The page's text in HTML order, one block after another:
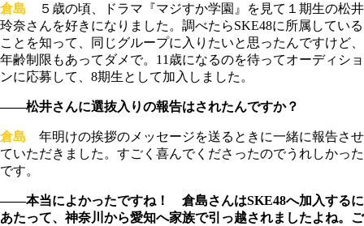
倉島 ５歳の頃、ドラマ『マジすか学園』を見て１期生の松井
玲奈さんを好きになりました。調べたらSKE48に所属している
ことを知って、同じグループに入りたいと思ったんですけど、
年齢制限もあってダメで。11歳になるのを待ってオーディショ
ンに応募して、8期生として加入しました。
――松井さんに選抜入りの報告はされたんですか？
倉島 年明けの挨拶のメッセージを送るときに一緒に報告させ
ていただきました。すごく喜んでくださったのでうれしかった
です。
――本当によかったですね！ 倉島さんはSKE48へ加入するに
あたって、神奈川から愛知へ家族で引っ越されましたよね。ご